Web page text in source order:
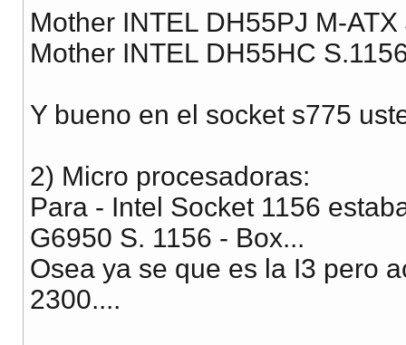
Mother INTEL DH55PJ M-
Mother INTEL DH55HC
Y bueno en el socket s775
2) Micro procesadoras:
Para - Intel Socket 1156
G6950 S. 1156 - Box...
Osea ya se que es la I3 pero
2300....